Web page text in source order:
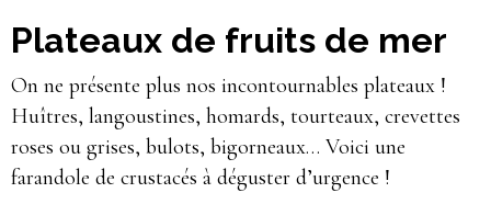
Plateaux de fruits de mer
On ne présente plus nos incontournables plateaux !
Huîtres, langoustines, homards, tourteaux, crevettes
roses ou grises, bulots, bigorneaux… Voici une
farandole de crustacés à déguster d’urgence !